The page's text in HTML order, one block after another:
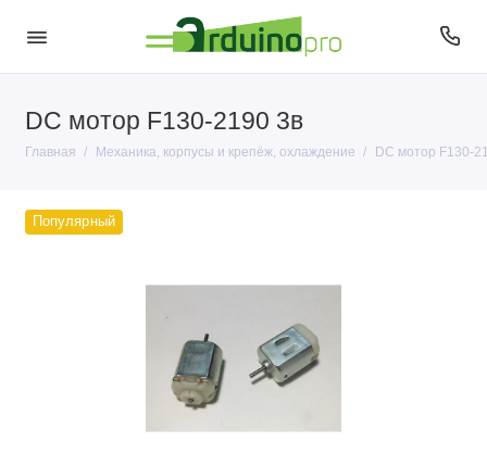
DC мотор F130-2190 3в
Главная Механика, корпусы и крепёж, охлаждение DC мотор F130-
Охлаждение
Популярный